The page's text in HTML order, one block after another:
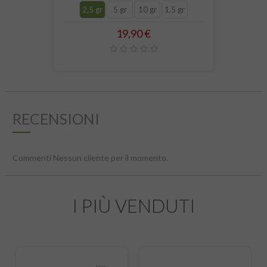
2,5 gr 5 gr 10 gr 1,5 gr
Prezzo
19,90 €
RECENSIONI
Commenti Nessun cliente per il momento.
I PIÙ VENDUTI